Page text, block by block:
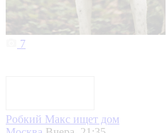
7
Робкий Макс ищет дом